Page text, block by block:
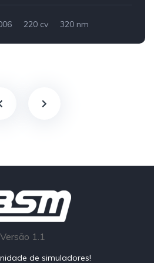
220 cv
320 nm
Versão 1.1
de simuladores!